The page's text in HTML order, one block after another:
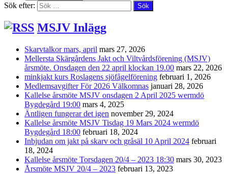
Sök efter:
MSJV Inlägg
Skarvtalkor mars, april mars 27, 2026
Mellersta Skärgårdens Jakt och Viltvårdsförening (MSJV)
årsmöte. Onsdagen den 22 april klockan 19.00 mars 22, 2026
minkjakt kurs Roslagens sjöfågelförening februari 1, 2026
Medlemsavgifter För 2026 Välkomnas januari 28, 2026
Kallelse årsmöte MSJV onsdagen 2 April 2025 wermdö
Bygdegård 19:00 mars 4, 2025
Äntligen fungerar det igen november 29, 2024
Kallelse årsmöte MSJV Tisdag 19 Mars 2024 wermdö
Bygdegård 18:00 februari 18, 2024
Inbjudan om jakt på skarv och gråsäl 10 April 2024 februari
18, 2024
Kallelse årsmöte Torsdagen 20/4 – 2023 18:30 mars 30, 2023
Årsmöte MSJV 20/4 – 2023 februari 13, 2023